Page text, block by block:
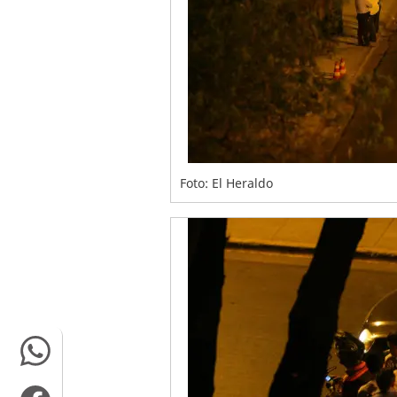
Foto: El Heraldo